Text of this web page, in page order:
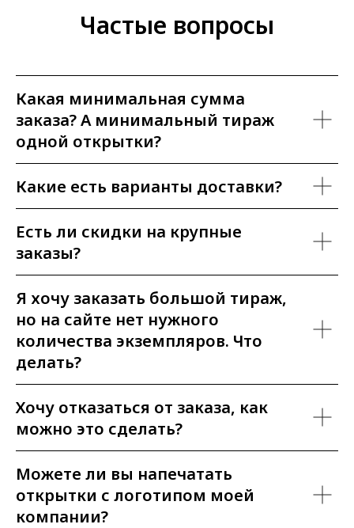
Частые вопросы
Какая минимальная сумма
заказа? А минимальный тираж
одной открытки?
Какие есть варианты доставки?
Есть ли скидки на крупные
заказы?
Я хочу заказать большой тираж,
но на сайте нет нужного
количества экземпляров. Что
делать?
Хочу отказаться от заказа, как
можно это сделать?
Можете ли вы напечатать
открытки с логотипом моей
компании?